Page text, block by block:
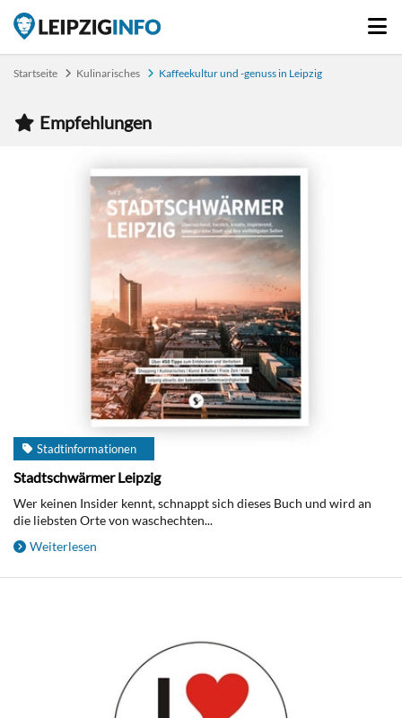
Startseite Kulinarisches Kaffeekultur und -genuss in Leipzig
Empfehlungen
Stadtinformationen
Stadtschwärmer Leipzig
Wer keinen Insider kennt, schnappt sich dieses Buch und wird an
die liebsten Orte von waschechten...
Weiterlesen